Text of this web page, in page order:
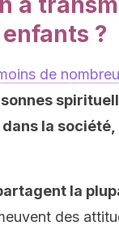
?
de
la société,
la
des